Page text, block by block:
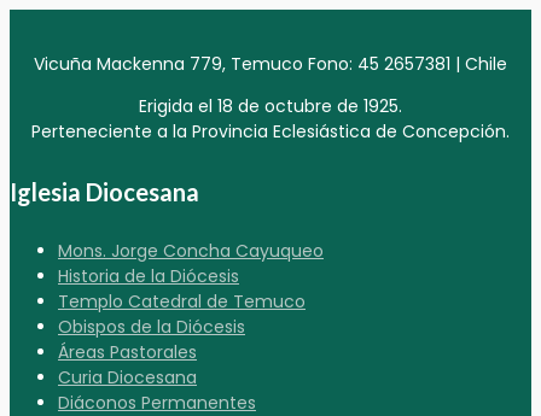
Vicuña Mackenna 779, Temuco Fono: 45 2657381 | Chile
Erigida el 18 de octubre de 1925.
Perteneciente a la Provincia Eclesiástica de Concepción.
Iglesia Diocesana
Mons. Jorge Concha Cayuqueo
Historia de la Diócesis
Templo Catedral de Temuco
Obispos de la Diócesis
Áreas Pastorales
Curia Diocesana
Diáconos Permanentes